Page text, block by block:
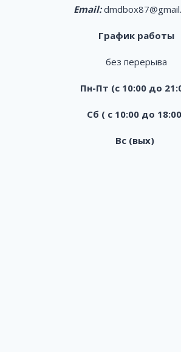
Email:
График работы
без перерыва
Пн-Пт (с 10:00 до
Сб ( с 10:00 до
Вс (вых)